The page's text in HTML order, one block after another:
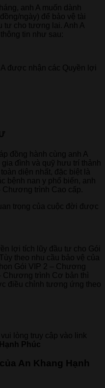
anh A muốn dành
ngày) để bảo vệ tài
tư cho tương lai. Anh A
tin như sau:
được nhận các Quyền lợi
đồng hành cùng anh A
đình và quỹ hưu trí thảnh
diện nhất, đặc biệt là
bệnh nan y phổ biến, anh
Chương trình Cao cấp.
trọng của cuộc đời được
lợi tích lũy đầu tư cho Gói
theo nhu cầu bảo vệ của
Gói VIP 2 – Chương
Chương trình Cơ bản thì
điều chỉnh tương ứng theo
lòng truy cập vào link
Phúc
An Khang Hạnh